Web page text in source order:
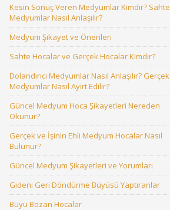
Kesin Sonuç Veren Medyumlar Kimdir? Sahte
Medyumlar Nasıl Anlaşılır?
Medyum Şikayet ve Önerileri
Sahte Hocalar ve Gerçek Hocalar Kimdir?
Dolandırıcı Medyumlar Nasıl Anlaşılır? Gerçek
Medyumlar Nasıl Ayırt Edilir?
Güncel Medyum Hoca Şikayetleri Nereden
Okunur?
Gerçek ve İşinin Ehli Medyum Hocalar Nasıl
Bulunur?
Güncel Medyum Şikayetleri ve Yorumları
Gideni Geri Döndürme Büyüsü Yaptıranlar
Büyü Bozan Hocalar